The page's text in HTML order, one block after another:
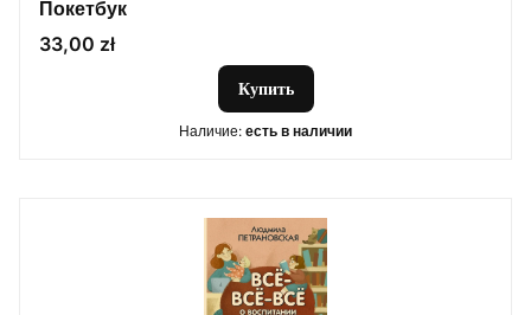
Покетбук
Цена
33,00 zł
Купить
Наличие: есть в наличии